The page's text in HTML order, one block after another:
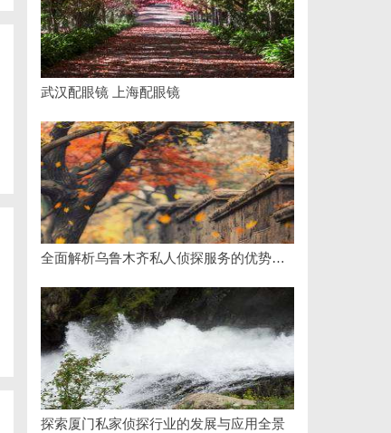
武汉配眼镜 上海配眼镜
全面解析乌鲁木齐私人侦探服务的优势与应用
探索厦门私家侦探行业的发展与应用全景